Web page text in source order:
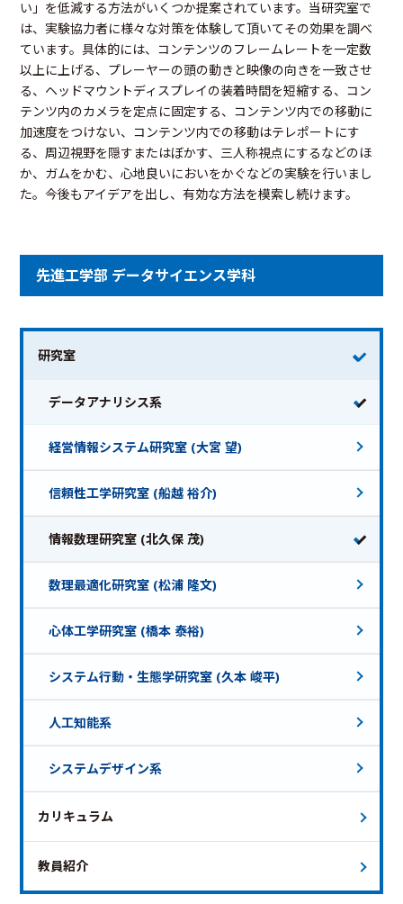
い」を低減する方法がいくつか提案されています。当研究室で
は、実験協力者に様々な対策を体験して頂いてその効果を調べ
ています。具体的には、コンテンツのフレームレートを一定数
以上に上げる、プレーヤーの頭の動きと映像の向きを一致させ
る、ヘッドマウントディスプレイの装着時間を短縮する、コン
テンツ内のカメラを定点に固定する、コンテンツ内での移動に
加速度をつけない、コンテンツ内での移動はテレポートにす
る、周辺視野を隠すまたはぼかす、三人称視点にするなどのほ
か、ガムをかむ、心地良いにおいをかぐなどの実験を行いまし
た。今後もアイデアを出し、有効な方法を模索し続けます。
先進工学部 データサイエンス学科
研究室
データアナリシス系
経営情報システム研究室 (大宮 望)
信頼性工学研究室 (船越 裕介)
情報数理研究室 (北久保 茂)
数理最適化研究室 (松浦 隆文)
心体工学研究室 (橋本 泰裕)
システム行動・生態学研究室 (久本 峻平)
人工知能系
システムデザイン系
カリキュラム
教員紹介